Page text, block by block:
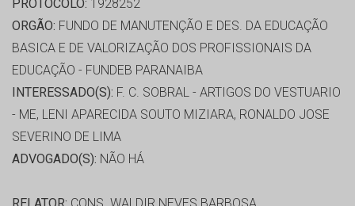
PROTOCOLO: 1928252
ORGÃO: FUNDO DE MANUTENÇÃO E DES. DA EDUCAÇÃO
BASICA E DE VALORIZAÇÃO DOS PROFISSIONAIS DA
EDUCAÇÃO - FUNDEB PARANAIBA
INTERESSADO(S): F. C. SOBRAL - ARTIGOS DO VESTUARIO
- ME, LENI APARECIDA SOUTO MIZIARA, RONALDO JOSE
SEVERINO DE LIMA
ADVOGADO(S): NÃO HÁ